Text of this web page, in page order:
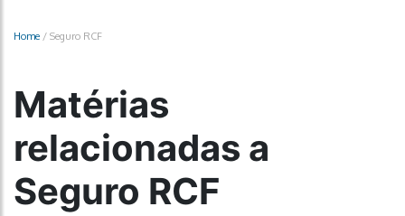
Home / Seguro RCF
Matérias
relacionadas a
Seguro RCF